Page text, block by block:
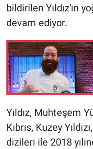
bildirilen Yıldız'ın
devam ediyor.
Yıldız, Muhteşem
Kıbrıs, Kuzey
dizileri ile 2018
Kültür Sanat
Nedir
Popüler
Programlar
Sağlık